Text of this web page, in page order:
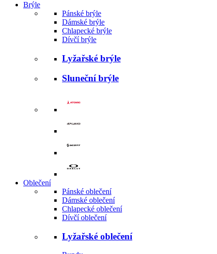
Brýle
Pánské brýle
Dámské brýle
Chlapecké brýle
Dívčí brýle
Lyžařské brýle
Sluneční brýle
Oblečení
Pánské oblečení
Dámské oblečení
Chlapecké oblečení
Dívčí oblečení
Lyžařské oblečení